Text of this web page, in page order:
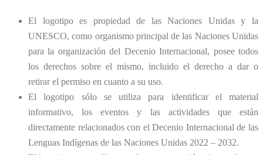
El logotipo es propiedad de las Naciones Unidas y la
UNESCO, como organismo principal de las Naciones Unidas
para la organización del Decenio Internacional, posee todos
los derechos sobre el mismo, incluido el derecho a dar o
retirar el permiso en cuanto a su uso.
El logotipo sólo se utiliza para identificar el material
informativo, los eventos y las actividades que están
directamente relacionados con el Decenio Internacional de las
Lenguas Indígenas de las Naciones Unidas 2022 – 2032.